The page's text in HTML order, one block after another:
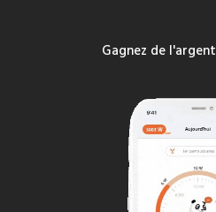
Gagnez de l'argent